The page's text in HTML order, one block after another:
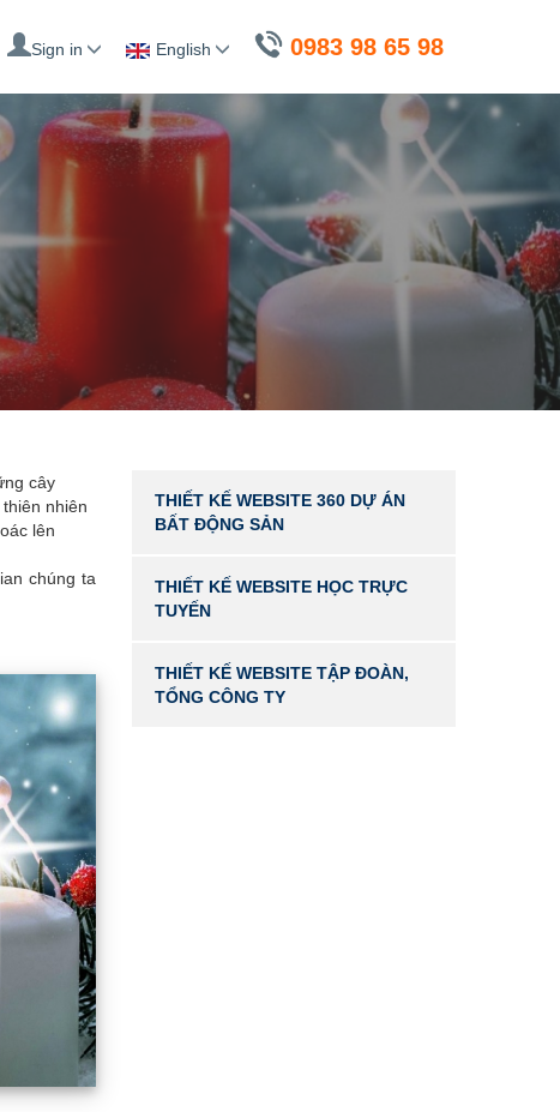
Sign in English 0983 98 65 98
cây
nhiên
lên
chúng ta
THIẾT KẾ WEBSITE 360 DỰ ÁN
BẤT ĐỘNG SẢN
THIẾT KẾ WEBSITE HỌC TRỰC
TUYẾN
THIẾT KẾ WEBSITE TẬP ĐOÀN,
TỔNG CÔNG TY